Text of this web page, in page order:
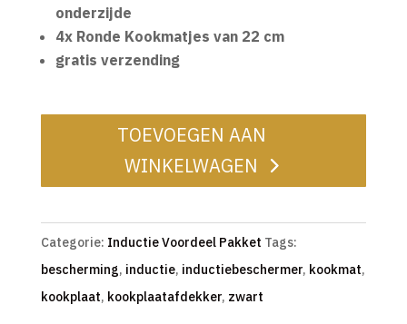
onderzijde
4x Ronde Kookmatjes van 22 cm
gratis verzending
TOEVOEGEN AAN
WINKELWAGEN
Categorie: Inductie Voordeel Pakket Tags:
bescherming, inductie, inductiebeschermer, kookmat,
kookplaat, kookplaatafdekker, zwart